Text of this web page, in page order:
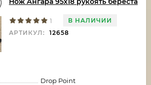
1
В НАЛИЧИИ
АРТИКУЛ:
12658
Drop Point